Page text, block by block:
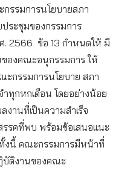
รรมการนโยบายสภา
ประชุมของกรรมการ
. 2566 ข้อ 13 กำหนดให้ มี
องคณะอนุกรรมการ ให้
กรรมการนโยบาย สภา
ำทุกหกเดือน โดยอย่างน้อย
งานที่เป็นความสำเร็จ
รคที่พบ พร้อมข้อเสนอแนะ
งนี้ คณะกรรมการมีหน้าที่
ติงานของคณะ